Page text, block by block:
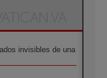
invisibles de una